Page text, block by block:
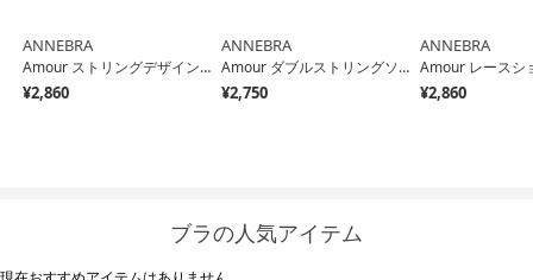
ANNEBRA
Amour ストリングデザインソング 【返品不可商品】 （Red）
¥2,860
ANNEBRA
Amour ダブルストリングソング 【返品不可商品】 （Red）
¥2,750
ANNEBRA
¥2,860
ブラの人気アイテム